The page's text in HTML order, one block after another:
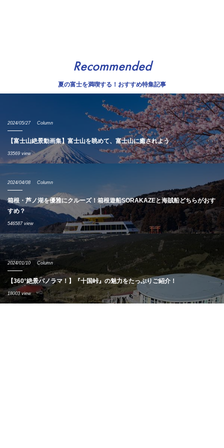
Recommended
夏の富士を満喫する！おすすめ特集記事
2024/05/27 Column
【富士山絶景動画集】富士山を眺めて、富士山に癒されよう
33569 view
2024/04/08 Column
箱根・芦ノ湖を優雅にクルーズ！箱根遊船SORAKAZEと海賊船どちらがおす
すめ？
546587 view
2024/01/10 Column
【360°絶景パノラマ！】『十国峠』の魅力をたっぷりご紹介！
18003 view